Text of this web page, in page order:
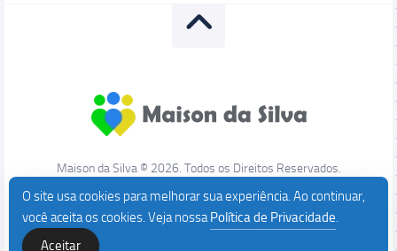
Maison da Silva © 2026. Todos os Direitos Reservados.
O site usa cookies para melhorar sua experiência. Ao continuar,
você aceita os cookies. Veja nossaPolítica de Privacidade.
Aceitar